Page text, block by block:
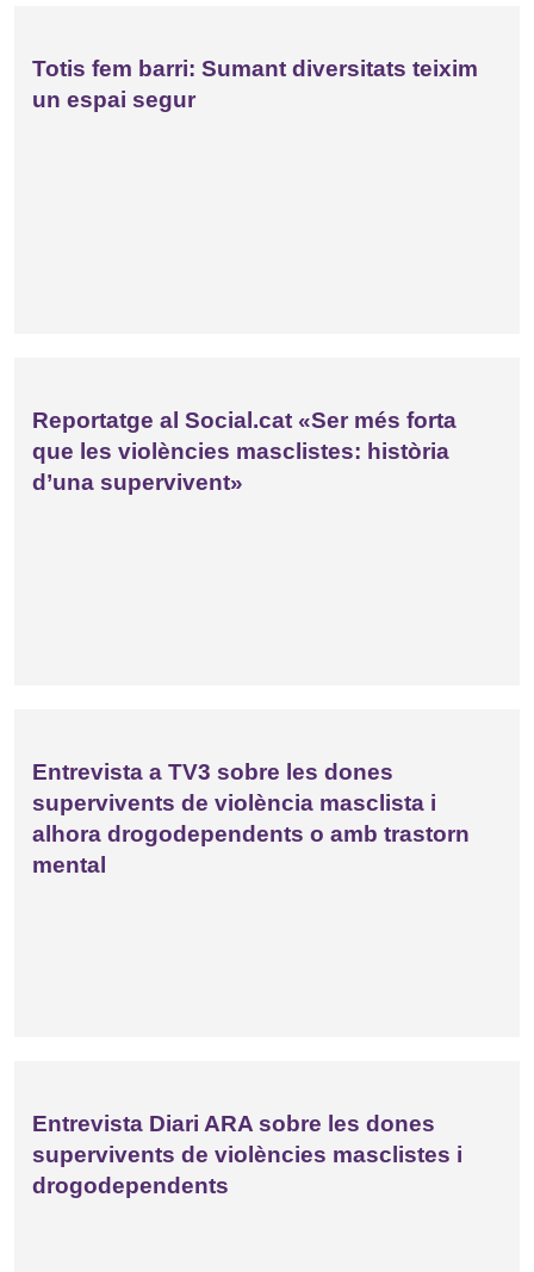
Totis fem barri: Sumant diversitats teixim
un espai segur
Reportatge al Social.cat «Ser més forta
que les violències masclistes: història
d’una supervivent»
Entrevista a TV3 sobre les dones
supervivents de violència masclista i
alhora drogodependents o amb trastorn
mental
Entrevista Diari ARA sobre les dones
supervivents de violències masclistes i
drogodependents